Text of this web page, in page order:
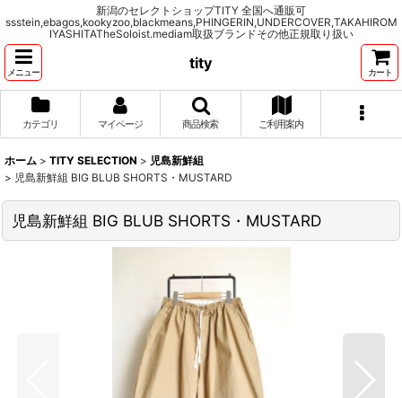
新潟のセレクトショップTITY 全国へ通販可
ssstein,ebagos,kookyzoo,blackmeans,PHINGERIN,UNDERCOVER,TAKAHIROM
IYASHITATheSoloist.mediam取扱ブランドその他正規取り扱い
メニュー
tity
カート
カテゴリ マイページ 商品検索 ご利用案内
ホーム > TITY SELECTION > 児島新鮮組
> 児島新鮮組 BIG BLUB SHORTS・MUSTARD
児島新鮮組 BIG BLUB SHORTS・MUSTARD